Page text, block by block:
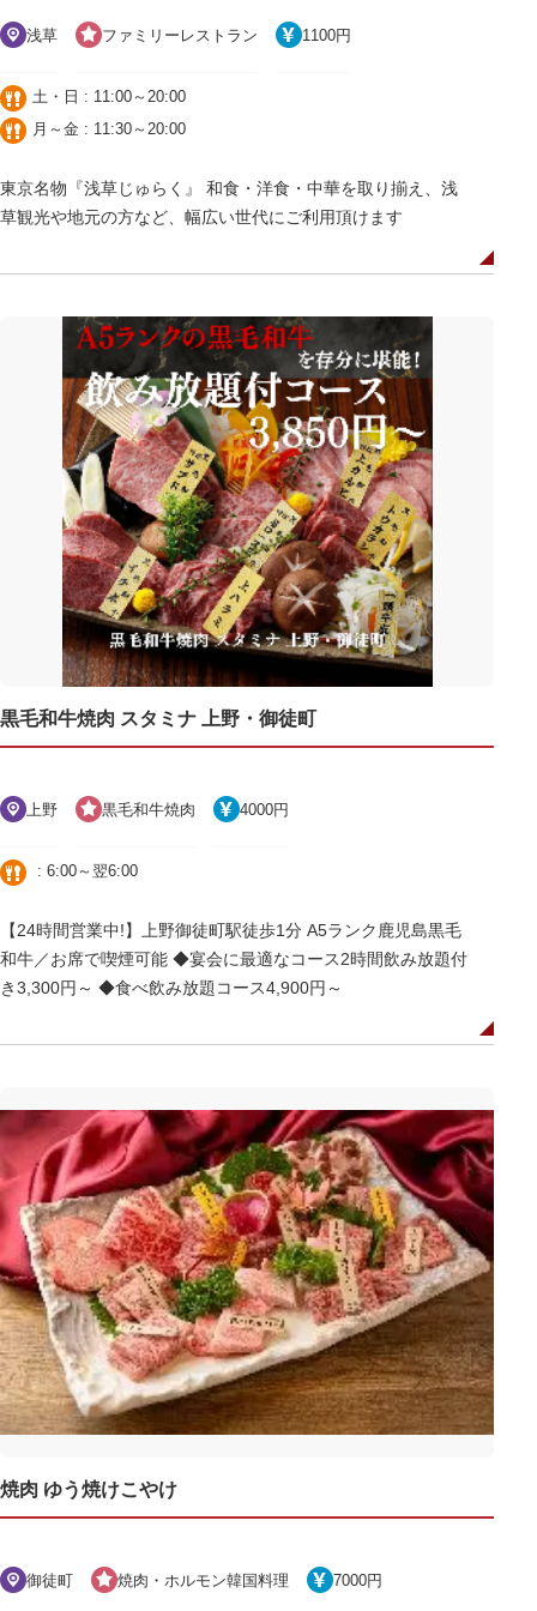
浅草 ファミリーレストラン 1100円
土・日 : 11:00～20:00
月～金 : 11:30～20:00
東京名物『浅草じゅらく』 和食・洋食・中華を取り揃え、浅
草観光や地元の方など、幅広い世代にご利用頂けます
黒毛和牛焼肉 スタミナ 上野・御徒町
上野 黒毛和牛焼肉 4000円
: 6:00～翌6:00
【24時間営業中!】上野御徒町駅徒歩1分 A5ランク鹿児島黒毛
和牛／お席で喫煙可能 ◆宴会に最適なコース2時間飲み放題付
き3,300円～ ◆食べ飲み放題コース4,900円～
焼肉 ゆう焼けこやけ
御徒町 焼肉・ホルモン韓国料理 7000円